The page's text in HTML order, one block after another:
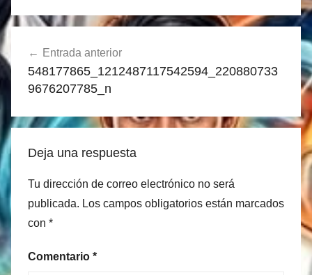
de
entradas
Entrada anterior
548177865_1212487117542594_220880733
9676207785_n
Deja una respuesta
Tu dirección de correo electrónico no será
publicada. Los campos obligatorios están marcados
con *
Comentario *